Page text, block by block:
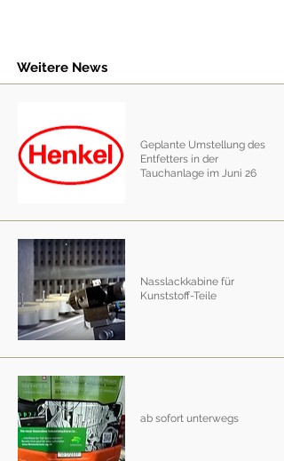
Weitere News
Geplante Umstellung des
Entfetters in der
Tauchanlage im Juni 26
Nasslackkabine für
Kunststoff-Teile
ab sofort unterwegs